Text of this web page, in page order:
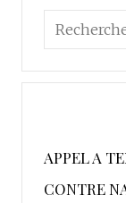
APPEL A
CONTRE